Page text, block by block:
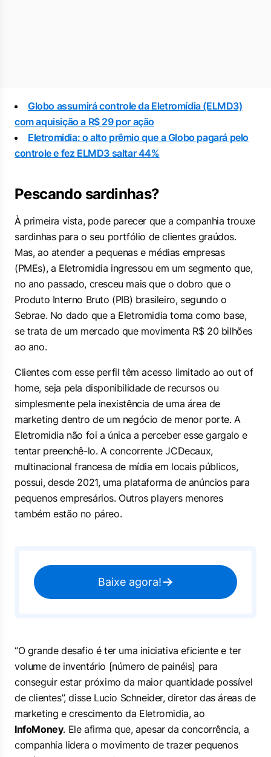
Globo assumirá controle da Eletromídia (ELMD3)
com aquisição a R$ 29 por ação
Eletromidia: o alto prêmio que a Globo pagará pelo
controle e fez ELMD3 saltar 44%
Pescando sardinhas?
À primeira vista, pode parecer que a companhia trouxe
sardinhas para o seu portfólio de clientes graúdos.
Mas, ao atender a pequenas e médias empresas
(PMEs), a Eletromidia ingressou em um segmento que,
no ano passado, cresceu mais que o dobro que o
Produto Interno Bruto (PIB) brasileiro, segundo o
Sebrae. No dado que a Eletromidia toma como base,
se trata de um mercado que movimenta R$ 20 bilhões
ao ano.
Clientes com esse perfil têm acesso limitado ao out of
home, seja pela disponibilidade de recursos ou
simplesmente pela inexistência de uma área de
marketing dentro de um negócio de menor porte. A
Eletromidia não foi a única a perceber esse gargalo e
tentar preenchê-lo. A concorrente JCDecaux,
multinacional francesa de mídia em locais públicos,
possui, desde 2021, uma plataforma de anúncios para
pequenos empresários. Outros players menores
também estão no páreo.
Baixe agora!
“O grande desafio é ter uma iniciativa eficiente e ter
volume de inventário [número de painéis] para
conseguir estar próximo da maior quantidade possível
de clientes”, disse Lucio Schneider, diretor das áreas de
marketing e crescimento da Eletromidia, ao
InfoMoney. Ele afirma que, apesar da concorrência, a
companhia lidera o movimento de trazer pequenos